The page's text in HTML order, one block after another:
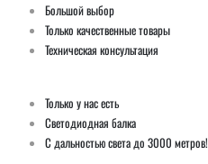
Большой выбор
Только качественные товары
Техническая консультация
Только у нас есть
Светодиодная балка
С дальностью света до 3000 метров!